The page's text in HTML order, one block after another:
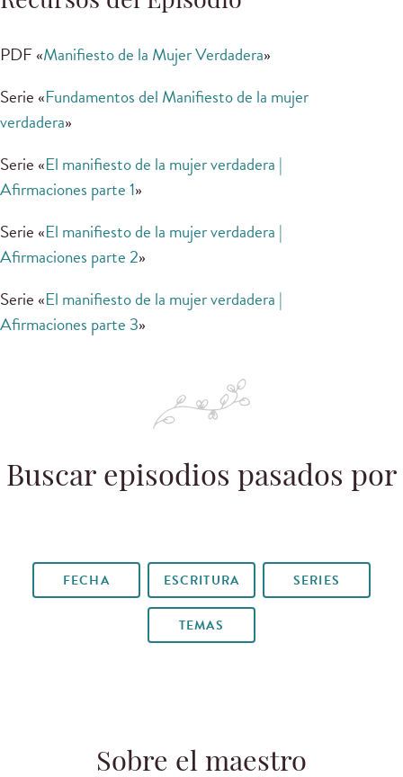
PDF «Manifiesto de la Mujer Verdadera»
Serie «Fundamentos del Manifiesto de la mujer
verdadera»
Serie «El manifiesto de la mujer verdadera |
Afirmaciones parte 1»
Serie «El manifiesto de la mujer verdadera |
Afirmaciones parte 2»
Serie «El manifiesto de la mujer verdadera |
Afirmaciones parte 3»
Buscar episodios pasados por
FECHA ESCRITURA SERIES
TEMAS
Sobre el maestro